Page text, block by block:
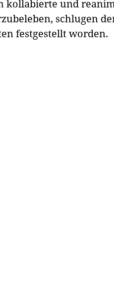
kollabierte und
schlugen
festgestellt worden.